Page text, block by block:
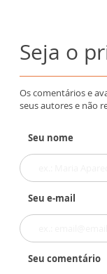
Seja o
Os comentários e
seus autores e não
Seu nome
Seu e-mail
Seu comentário